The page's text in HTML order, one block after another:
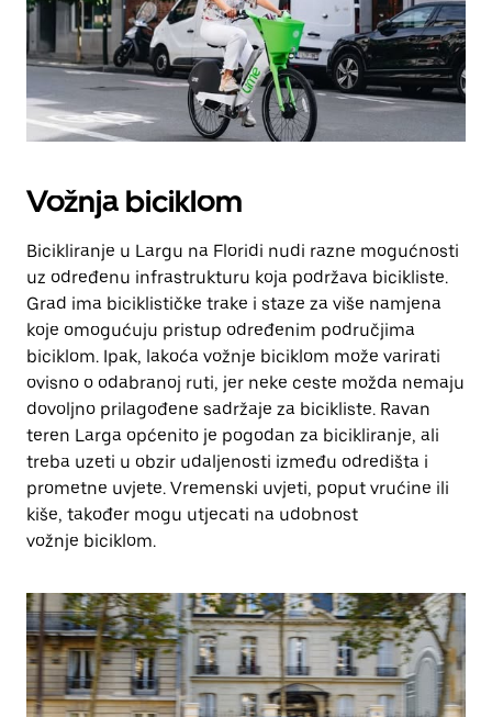
Vožnja biciklom
Bicikliranje u Largu na Floridi nudi razne mogućnosti
uz određenu infrastrukturu koja podržava bicikliste.
Grad ima biciklističke trake i staze za više namjena
koje omogućuju pristup određenim područjima
biciklom. Ipak, lakoća vožnje biciklom može varirati
ovisno o odabranoj ruti, jer neke ceste možda nemaju
dovoljno prilagođene sadržaje za bicikliste. Ravan
teren Larga općenito je pogodan za bicikliranje, ali
treba uzeti u obzir udaljenosti između odredišta i
prometne uvjete. Vremenski uvjeti, poput vrućine ili
kiše, također mogu utjecati na udobnost
vožnje biciklom.